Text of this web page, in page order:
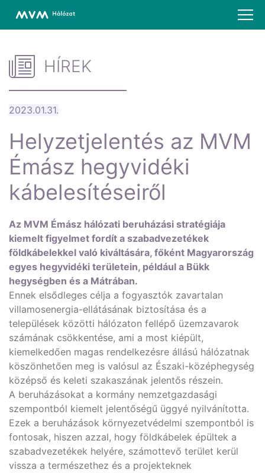
HÍREK
2023.01.31.
Helyzetjelentés az MVM
Émász hegyvidéki
kábelesítéseiről
Az MVM Émász hálózati beruházási stratégiája
kiemelt figyelmet fordít a szabadvezetékek
földkábelekkel való kiváltására, főként Magyarország
egyes hegyvidéki területein, például a Bükk
hegységben és a Mátrában.
Ennek elsődleges célja a fogyasztók zavartalan
villamosenergia-ellátásának biztosítása és a
települések közötti hálózaton fellépő üzemzavarok
számának csökkentése, ami a most kiépült,
kiemelkedően magas rendelkezésre állású hálózatnak
köszönhetően meg is valósul az Északi-középhegység
középső és keleti szakaszának jelentős részein.
A beruházásokat a kormány nemzetgazdasági
szempontból kiemelt jelentőségű üggyé nyilvánította.
Ezek a beruházások környezetvédelmi szempontból is
fontosak, hiszen azzal, hogy földkábelek épültek a
szabadvezetékek helyére, számottevő terület kerül
vissza a természethez és a projekteknek